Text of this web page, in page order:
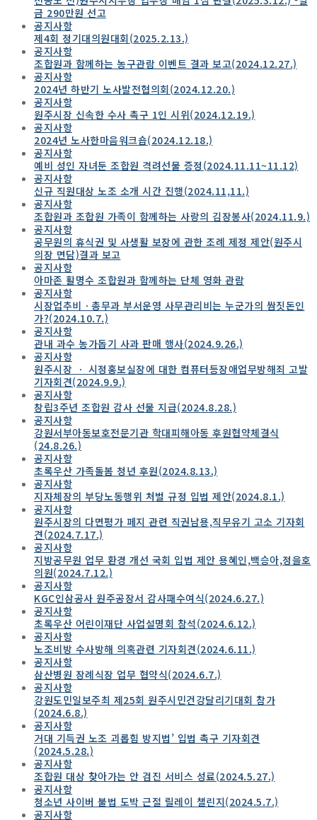
금 290만원 선고
공지사항
제4회 정기대의원대회(2025.2.13.)
공지사항
조합원과 함께하는 농구관람 이벤트 결과 보고(2024.12.27.)
공지사항
2024년 하반기 노사발전협의회(2024.12.20.)
공지사항
원주시장 신속한 수사 촉구 1인 시위(2024.12.19.)
공지사항
2024년 노사한마음워크숍(2024.12.18.)
공지사항
예비 성인 자녀둔 조합원 격려선물 증정(2024.11.11~11.12)
공지사항
신규 직원대상 노조 소개 시간 진행(2024.11,11.)
공지사항
조합원과 조합원 가족이 함께하는 사랑의 김장봉사(2024.11.9.)
공지사항
공무원의 휴식권 및 사생활 보장에 관한 조례 제정 제안(원주시
의장 면담)결과 보고
공지사항
아마존 활명수 조합원과 함께하는 단체 영화 관람
공지사항
시장업추비ㆍ총무과 부서운영 사무관리비는 누군가의 쌈짓돈인
가?(2024.10.7.)
공지사항
관내 과수 농가돕기 사과 판매 행사(2024.9.26.)
공지사항
원주시장 ㆍ 시정홍보실장에 대한 컴퓨터등장애업무방해죄 고발
기자회견(2024.9.9.)
공지사항
창립3주년 조합원 감사 선물 지급(2024.8.28.)
공지사항
강원서부아동보호전문기관 학대피해아동 후원협약체결식
(24.8.26.)
공지사항
초록우산 가족돌봄 청년 후원(2024.8.13.)
공지사항
지자체장의 부당노동행위 처벌 규정 입법 제안(2024.8.1.)
공지사항
원주시장의 다면평가 페지 관련 직권남용,직무유기 고소 기자회
견(2024.7.17.)
공지사항
지방공무원 업무 환경 개선 국회 입법 제안 용혜인,백승아,정을호
의원(2024.7.12.)
공지사항
KGC인삼공사 원주공장서 감사패수여식(2024.6.27.)
공지사항
초록우산 어린이재단 사업설명회 참석(2024.6.12.)
공지사항
노조비방 수사방해 의혹관련 기자회견(2024.6.11.)
공지사항
삼산병원 장례식장 업무 협약식(2024.6.7.)
공지사항
강원도민일보주최 제25회 원주시민건강달리기대회 참가
(2024.6.8.)
공지사항
거대 기득권 노조 괴롭힘 방지법’ 입법 촉구 기자회견
(2024.5.28.)
공지사항
조합원 대상 찾아가는 안 검진 서비스 성료(2024.5.27.)
공지사항
청소년 사이버 불법 도박 근절 릴레이 챌린지(2024.5.7.)
공지사항